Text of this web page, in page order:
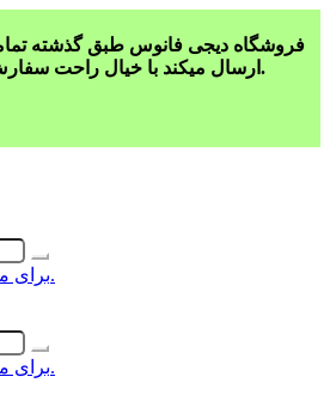
فروشگاه دیجی فانوس طبق گذشته
ارسال میکند با خیال راحت سفارش خود را ثبت کنید.
برای محصولات بیشتر کلیک کنید.
برای محصولات بیشتر کلیک کنید.